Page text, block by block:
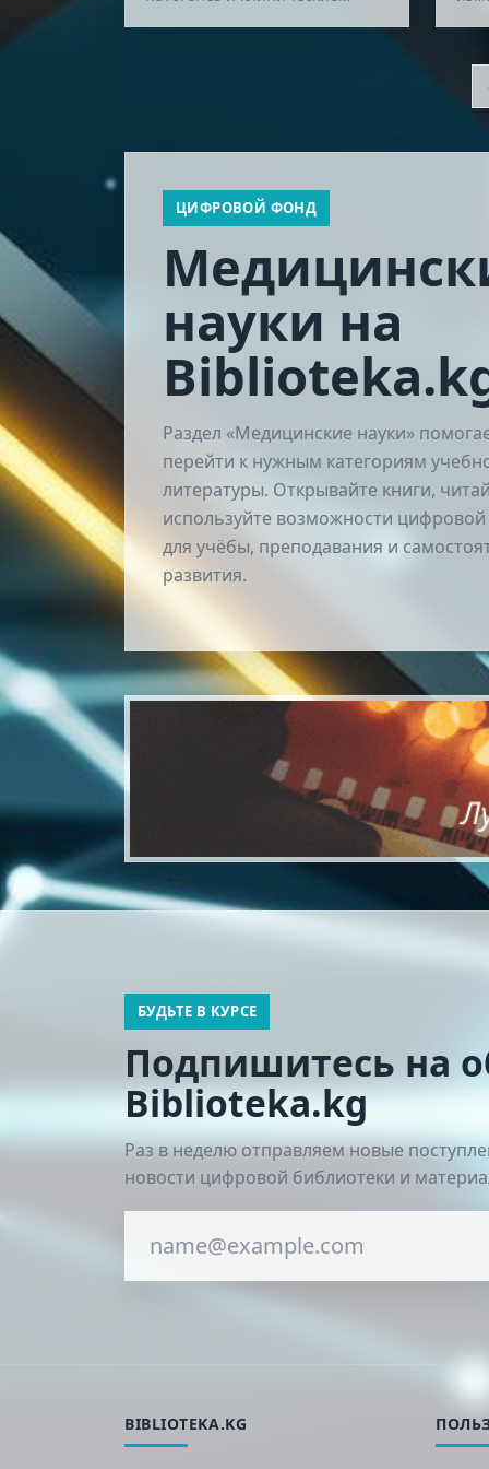
ЦИФРОВОЙ ФОНД
науки на
Раздел «Медицинские науки»
перейти к нужным категориям
литературы. Открывайте книги,
используйте возможности
для учёбы, преподавания и
развития.
БУДЬТЕ В КУРСЕ
Подпишитесь на
Biblioteka.kg
Раз в неделю отправляем новые
новости цифровой библиотеки и
BIBLIOTEKA.KG